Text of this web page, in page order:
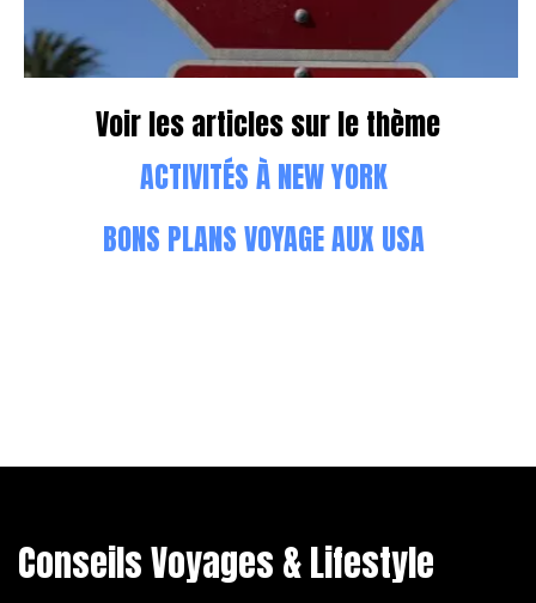
Voir les articles sur le thème
ACTIVITÉS À NEW YORK
BONS PLANS VOYAGE AUX USA
Conseils Voyages & Lifestyle